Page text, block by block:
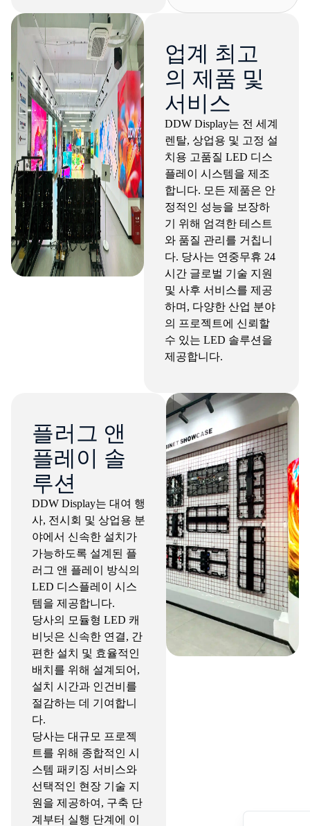
업계 최고
의 제품 및
서비스
DDW Display는 전 세계
렌탈, 상업용 및 고정 설
치용 고품질 LED 디스
플레이 시스템을 제조
합니다. 모든 제품은 안
정적인 성능을 보장하
기 위해 엄격한 테스트
와 품질 관리를 거칩니
다. 당사는 연중무휴 24
시간 글로벌 기술 지원
및 사후 서비스를 제공
하며, 다양한 산업 분야
의 프로젝트에 신뢰할
수 있는 LED 솔루션을
제공합니다.
플러그 앤
플레이 솔
루션
DDW Display는 대여 행
사, 전시회 및 상업용 분
야에서 신속한 설치가
가능하도록 설계된 플
러그 앤 플레이 방식의
LED 디스플레이 시스
템을 제공합니다.
당사의 모듈형 LED 캐
비닛은 신속한 연결, 간
편한 설치 및 효율적인
배치를 위해 설계되어,
설치 시간과 인건비를
절감하는 데 기여합니
다.
당사는 대규모 프로젝
트를 위해 종합적인 시
스템 패키징 서비스와
선택적인 현장 기술 지
원을 제공하여, 구축 단
계부터 실행 단계에 이
Italiano
Tiếng
Bahasa
हिन्दी
فارسی